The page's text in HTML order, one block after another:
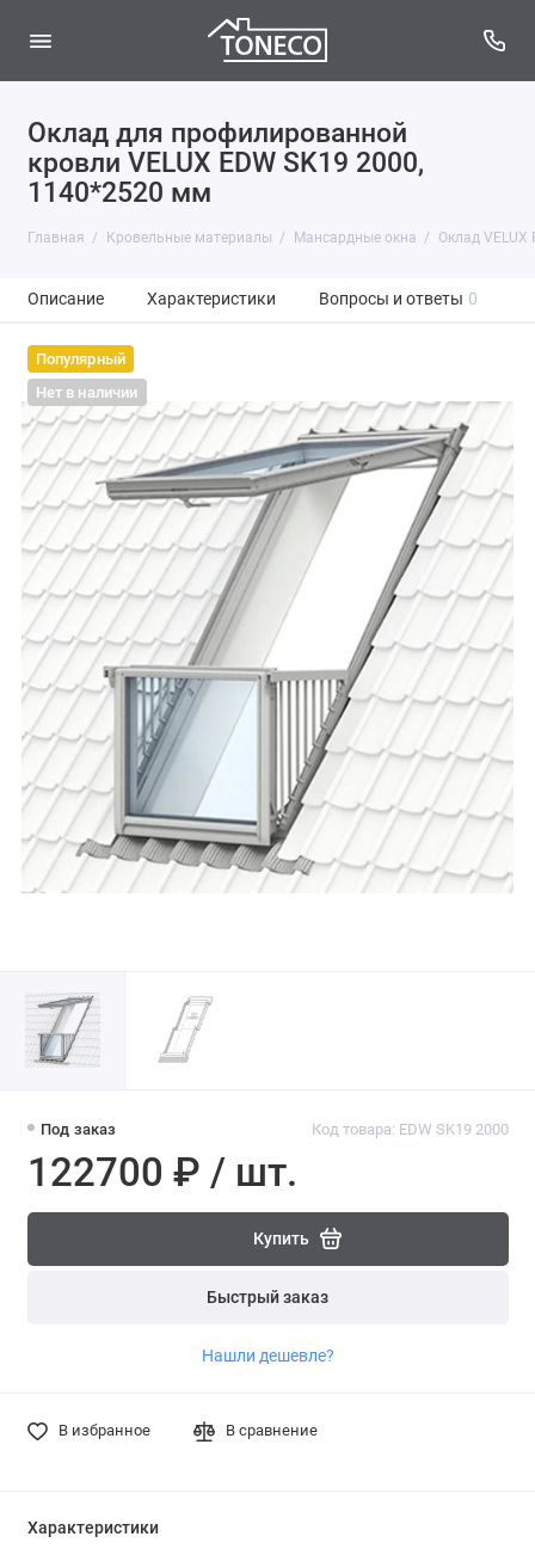
Оклад для профилированной
кровли VELUX EDW SK19 2000,
1140*2520 мм
Главная Кровельные материалы Мансардные окна Оклад VELUX
Описание Характеристики Вопросы и ответы 0
Популярный
Нет в наличии
Под заказ Код товара: EDW SK19 2000
122700 ₽ / шт.
Купить
Быстрый заказ
Нашли дешевле?
В избранное В сравнение
Характеристики